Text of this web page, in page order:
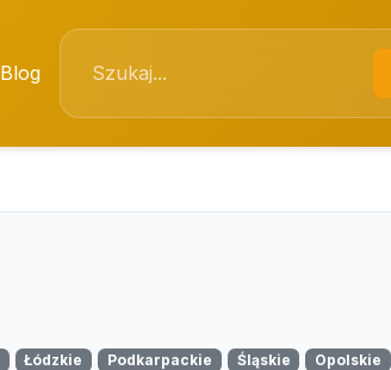
Blog
Łódzkie Podkarpackie Śląskie
Opolskie